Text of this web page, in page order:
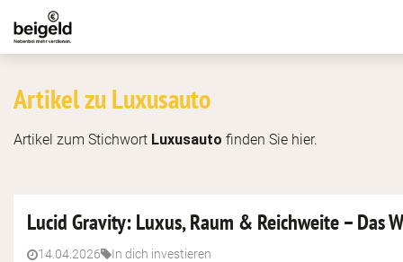
Artikel zu Luxusauto
Artikel zum Stichwort Luxusauto finden Sie hier.
Lucid Gravity: Luxus, Raum & Reichweite – Das
14.04.2026 In dich investieren